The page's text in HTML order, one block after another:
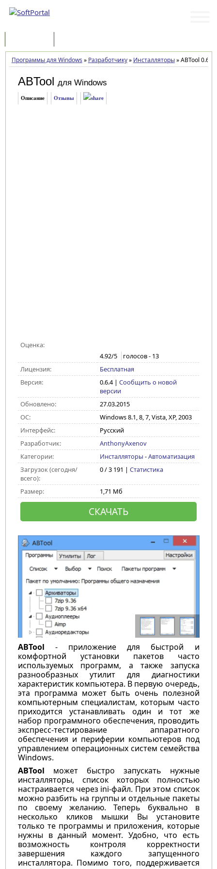
Программы для Windows » Разработчику» Инсталляторы»ABTool 0.6.4
ABTool для Windows
Описание Отзывы
Оценка:
4.92/5 голосов - 13
Лицензия:
Бесплатная
Версия:
0.6.4| Сообщить о новой
версии
Обновлено:
27.03.2015
ОС:
Windows 8.1, 8, 7, Vista, XP, 2003
Интерфейс:
Русский
Разработчик:
AnthonyAxenov
Категории:
Инсталляторы -Автоматизация
Загрузок (сегодня/
всего):
0 / 3 191 | Статистика
Размер: 1,71 Мб
СКАЧАТЬ
ABTool - приложение для быстрой и
комфортной установки пакетов часто
используемых программ, а также запуска
разнообразных утилит для диагностики
характеристик компьютера. В первую очередь,
эта программа может быть очень полезной
компьютерным специалистам, которым часто
приходится устанавливать один и тот же
набор программного обеспечения, проводить
экспресс-тестирование аппаратного
обеспечения и периферии компьютеров под
управлением операционных систем семейства
Windows.
ABTool может быстро запускать нужные
инсталляторы, список которых полностью
настраивается через ini-файл. При этом список
можно разбить на группы и отдельные пакеты
по своему желанию. Теперь буквально в
несколько кликов мышки Вы установите
только те программы и приложения, которые
нужны в данный момент. Удобно, что есть
возможность контроля корректности
завершения каждого запущенного
инсталлятора. Помимо того, поддерживается